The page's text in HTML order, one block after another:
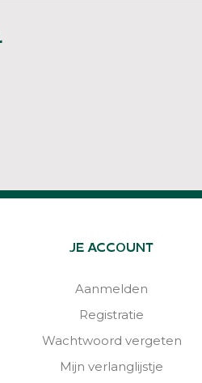
JE ACCOUNT
Aanmelden
Registratie
Wachtwoord vergeten
Mijn verlanglijstje